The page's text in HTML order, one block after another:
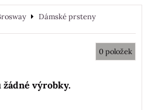
Dámské prsteny
0položek